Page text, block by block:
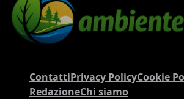
ContattiPrivacy PolicyCookie
RedazioneChi siamo